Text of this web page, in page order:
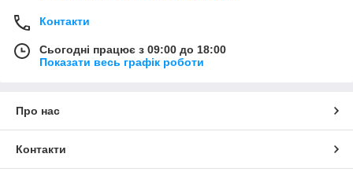
Контакти
Сьогодні працює з 09:00 до 18:00
Показати весь графік роботи
Про нас
Контакти